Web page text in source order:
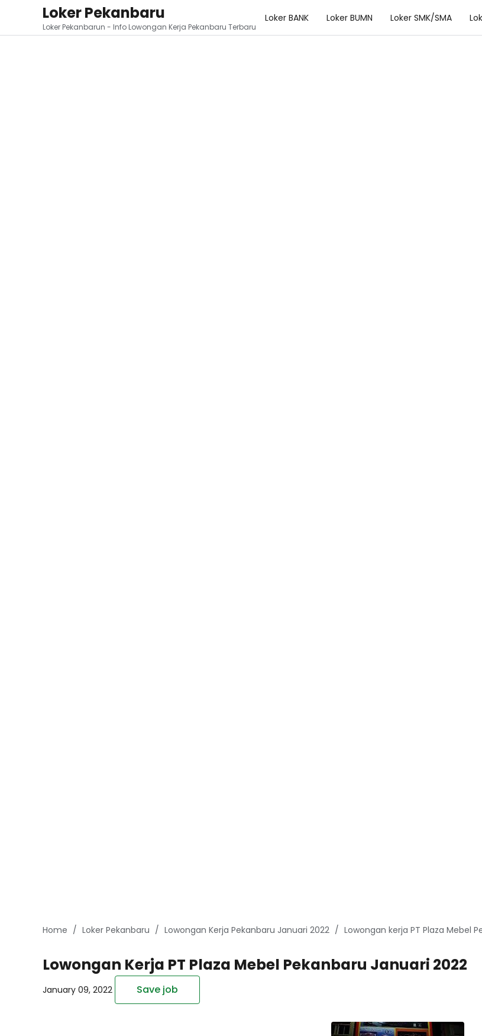
Loker Pekanbaru
Loker Pekanbarun - Info Lowongan Kerja Pekanbaru Terbaru
Loker BANK Loker BUMN Loker SMK/SMA
Home Loker Pekanbaru Lowongan Kerja Pekanbaru Januari 2022 Lowongan kerja PT Plaza Mebel
Lowongan Kerja PT Plaza Mebel Pekanbaru Januari 2022
January 09, 2022 Save job